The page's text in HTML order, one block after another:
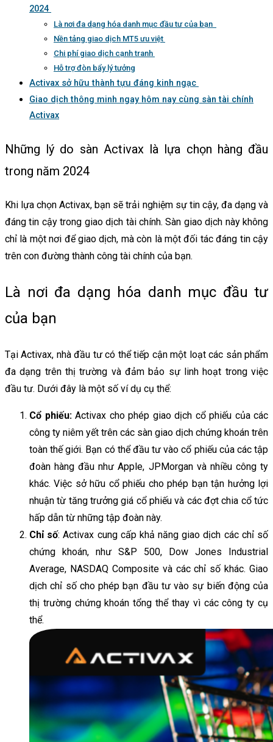
2024
Là nơi đa dạng hóa danh mục đầu tư của bạn
Nền tảng giao dịch MT5 ưu việt
Chi phí giao dịch cạnh tranh
Hỗ trợ đòn bẩy lý tưởng
Activax sở hữu thành tựu đáng kinh ngạc
Giao dịch thông minh ngay hôm nay cùng sàn tài chính
Activax
Những lý do sàn Activax là lựa chọn hàng đầu
trong năm 2024
Khi lựa chọn Activax, bạn sẽ trải nghiệm sự tin cậy, đa dạng và
đáng tin cậy trong giao dịch tài chính. Sàn giao dịch này không
chỉ là một nơi để giao dịch, mà còn là một đối tác đáng tin cậy
trên con đường thành công tài chính của bạn.
Là nơi đa dạng hóa danh mục đầu tư
của bạn
Tại Activax, nhà đầu tư có thể tiếp cận một loạt các sản phẩm
đa dạng trên thị trường và đảm bảo sự linh hoạt trong việc
đầu tư. Dưới đây là một số ví dụ cụ thể:
Cổ phiếu: Activax cho phép giao dịch cổ phiếu của các
công ty niêm yết trên các sàn giao dịch chứng khoán trên
toàn thế giới. Bạn có thể đầu tư vào cổ phiếu của các tập
đoàn hàng đầu như Apple, JPMorgan và nhiều công ty
khác. Việc sở hữu cổ phiếu cho phép bạn tận hưởng lợi
nhuận từ tăng trưởng giá cổ phiếu và các đợt chia cổ tức
hấp dẫn từ những tập đoàn này.
Chỉ số: Activax cung cấp khả năng giao dịch các chỉ số
chứng khoán, như S&P 500, Dow Jones Industrial
Average, NASDAQ Composite và các chỉ số khác. Giao
dịch chỉ số cho phép bạn đầu tư vào sự biến động của
thị trường chứng khoán tổng thể thay vì các công ty cụ
thể.